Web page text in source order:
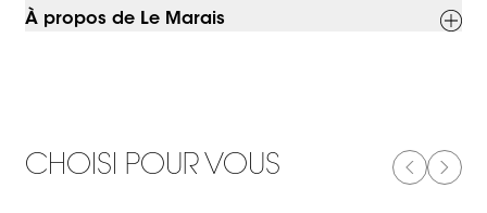
À propos de Le Marais
CHOISI POUR VOUS